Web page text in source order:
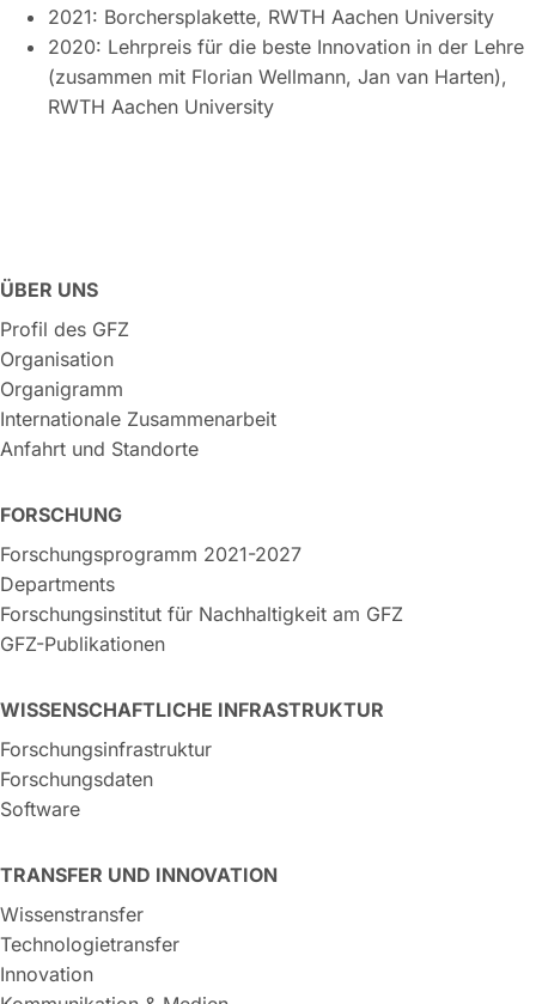
2021: Borchersplakette, RWTH Aachen University
2020: Lehrpreis für die beste Innovation in der Lehre
(zusammen mit Florian Wellmann, Jan van Harten),
RWTH Aachen University
ÜBER UNS
Profil des GFZ
Organisation
Organigramm
Internationale Zusammenarbeit
Anfahrt und Standorte
FORSCHUNG
Forschungsprogramm 2021-2027
Departments
Forschungsinstitut für Nachhaltigkeit am GFZ
GFZ-Publikationen
WISSENSCHAFTLICHE INFRASTRUKTUR
Forschungsinfrastruktur
Forschungsdaten
Software
TRANSFER UND INNOVATION
Wissenstransfer
Technologietransfer
Innovation